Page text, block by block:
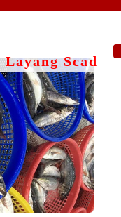
Scad